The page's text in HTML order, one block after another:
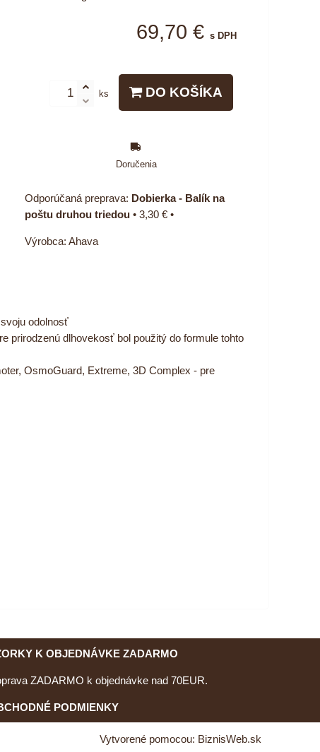
69,70 € s DPH
ks DO KOŠÍKA
Doručenia
Dobierka - Balík na
poštu druhou triedou • 3,30 € •
Výrobca: Ahava
odolnosť
prirodzenú dlhovekosť bol použitý do formule tohto
OsmoGuard, Extreme, 3D Complex - pre
K OBJEDNÁVKE ZADARMO
ZADARMO k objednávke nad 70EUR.
PODMIENKY
Vytvorené pomocou: BiznisWeb.sk